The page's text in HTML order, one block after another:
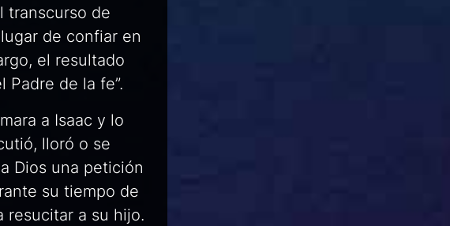
transcurso de
de confiar en
el resultado
de la fe”.
a Isaac y lo
lloró o se
Dios una petición
su tiempo de
resucitar a su hijo.